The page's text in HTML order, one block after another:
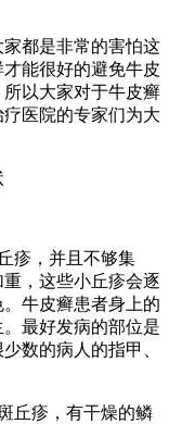
家都是非常的害怕这
能很好的避免牛皮
以大家对于牛皮癣
医院的专家们为大
疹，并且不够集
，这些小丘疹会逐
牛皮癣患者身上的
最好发病的部位是
数的病人的指甲、
丘疹，有干燥的鳞